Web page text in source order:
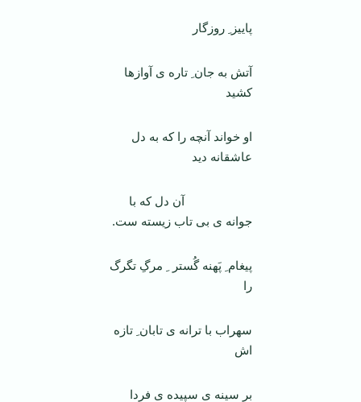
پاییز ِ روزگار
آتش به جان ِ تاره ی آوازها
کشید
او خواند آنچه را که به دل
عاشقانه دید
آن دل که با
جوانه ی بی تاب زیسته ست.
پیغام ِ پَهنه گُستر ِ مرگِ تگرگ
را
سهراب با ترانه ی تابان ِ تازه
اش
بر سینه ی سپیده ی فردا